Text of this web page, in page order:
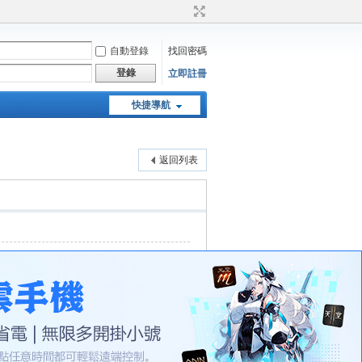
自動登錄
找回密碼
登錄
立即註冊
快捷導航
返回列表